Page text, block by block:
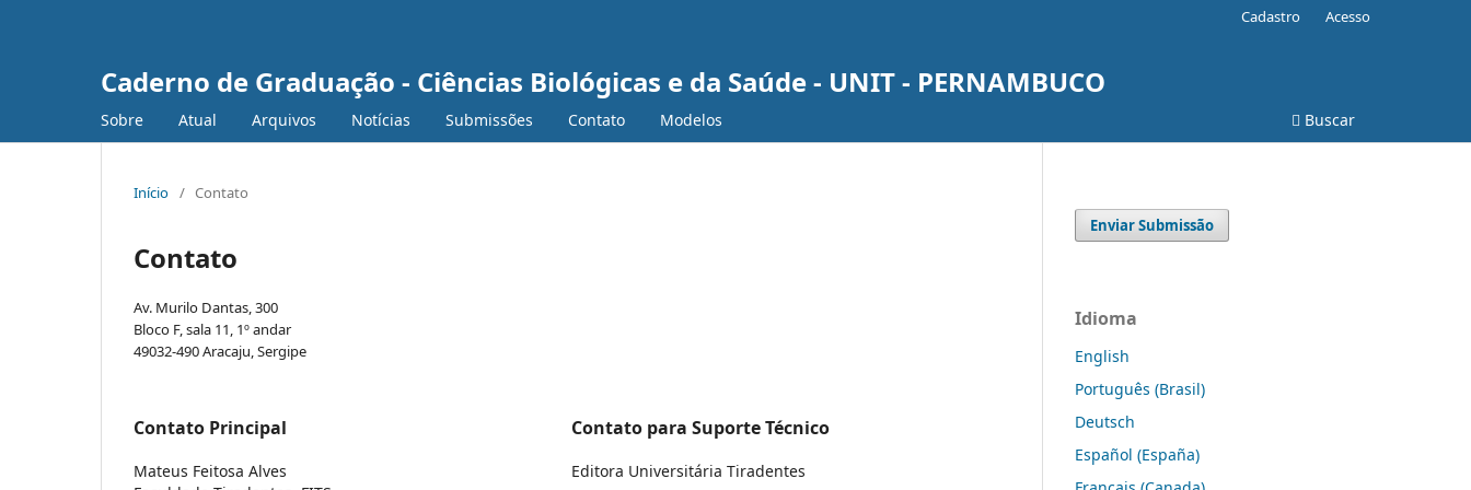
Caderno de Graduação - Ciências Biológicas e da Saúde - UNIT - PERNAMBUCO
Sobre Atual Arquivos Notícias Submissões Contato Modelos Buscar
Cadastro Acesso
Início / Contato
Contato
Av. Murilo Dantas, 300
Bloco F, sala 11, 1º andar
49032-490 Aracaju, Sergipe
Contato Principal
Mateus Feitosa Alves
Contato para Suporte Técnico
Editora Universitária Tiradentes
Enviar Submissão
Idioma
English
Português (Brasil)
Deutsch
Español (España)